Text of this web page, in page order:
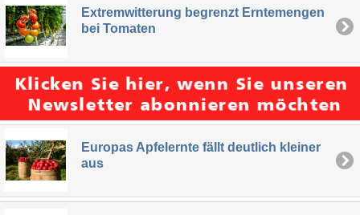
Extremwitterung begrenzt Erntemengen
bei Tomaten
Europas Apfelernte fällt deutlich kleiner
aus